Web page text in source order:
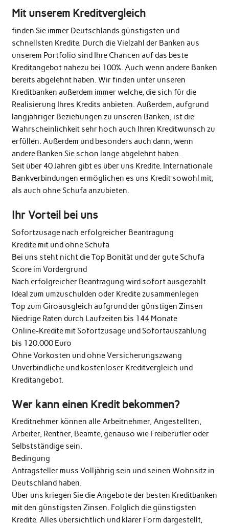
Mit unserem Kreditvergleich
finden Sie immer Deutschlands günstigsten und
schnellsten Kredite. Durch die Vielzahl der Banken aus
unserem Portfolio sind Ihre Chancen auf das beste
Kreditangebot nahezu bei 100%. Auch wenn andere Banken
bereits abgelehnt haben. Wir finden unter unseren
Kreditbanken außerdem immer welche, die sich für die
Realisierung Ihres Kredits anbieten. Außerdem, aufgrund
langjähriger Beziehungen zu unseren Banken, ist die
Wahrscheinlichkeit sehr hoch auch Ihren Kreditwunsch zu
erfüllen. Außerdem und besonders auch dann, wenn
andere Banken Sie schon lange abgelehnt haben.
Seit über 40 Jahren gibt es über uns Kredite. Internationale
Bankverbindungen ermöglichen es uns Kredit sowohl mit,
als auch ohne Schufa anzubieten.
Ihr Vorteil bei uns
Sofortzusage nach erfolgreicher Beantragung
Kredite mit und ohne Schufa
Bei uns steht nicht die Top Bonität und der gute Schufa
Score im Vordergrund
Nach erfolgreicher Beantragung wird sofort ausgezahlt
Ideal zum umzuschulden oder Kredite zusammenlegen
Top zum Giroausgleich aufgrund der günstigen Zinsen
Niedrige Raten durch Laufzeiten bis 144 Monate
Online-Kredite mit Sofortzusage und Sofortauszahlung
bis 120.000 Euro
Ohne Vorkosten und ohne Versicherungszwang
Unverbindliche und kostenloser Kreditvergleich und
Kreditangebot.
Wer kann einen Kredit bekommen?
Kreditnehmer können alle Arbeitnehmer, Angestellten,
Arbeiter, Rentner, Beamte, genauso wie Freiberufler oder
Selbstständige sein.
Bedingung
Antragsteller muss Volljährig sein und seinen Wohnsitz in
Deutschland haben.
Über uns kriegen Sie die Angebote der besten Kreditbanken
mit den günstigsten Zinsen. Folglich die günstigsten
Kredite. Alles übersichtlich und klarer Form dargestellt,